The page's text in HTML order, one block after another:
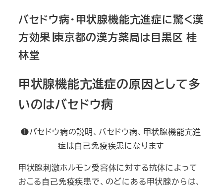
バセドウ病・甲状腺機能亢進症に驚く漢
方効果∣東京都の漢方薬局は目黒区 桂
林堂
甲状腺機能亢進症の原因として多
いのはバセドウ病
❶バセドウ病の説明、バセドウ病、甲状腺機能亢進
症は自己免疫疾患になります
甲状腺刺激ホルモン受容体に対する抗体によって
おこる自己免疫疾患で、のどにある甲状腺からは、